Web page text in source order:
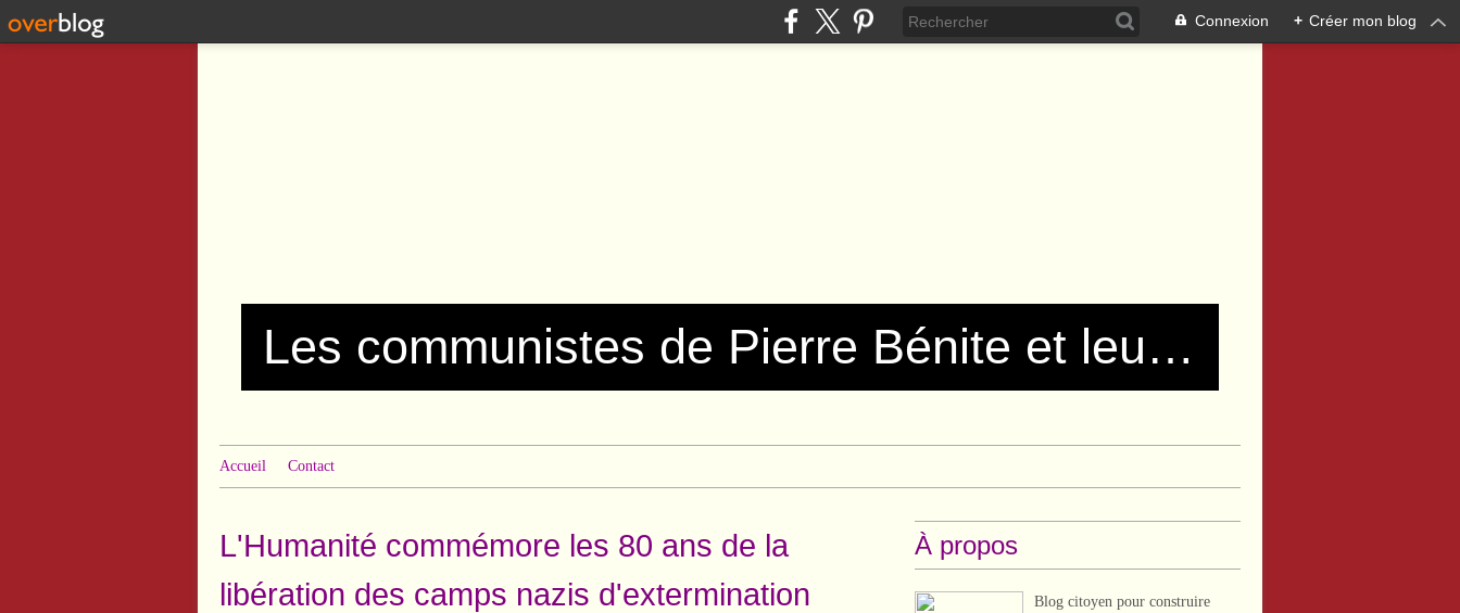
Connexion + Créer mon blog
Les communistes de Pierre Bénite et leurs amis !
Accueil Contact
L'Humanité commémore les 80 ans de la
libération des camps nazis d'extermination
À propos
Blog citoyen pour construire